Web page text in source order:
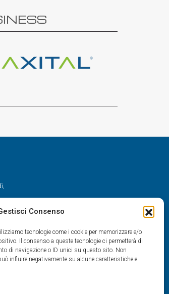
Consenso
tecnologie come i cookie per memorizzare e/o
Il consenso a queste tecnologie ci permetterà di
di navigazione o ID unici su questo sito. Non
influire negativamente su alcune caratteristiche e